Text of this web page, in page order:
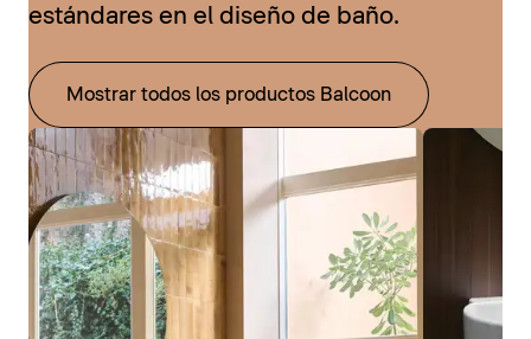
estándares en el diseño de baño.
Mostrar todos los productos Balcoon